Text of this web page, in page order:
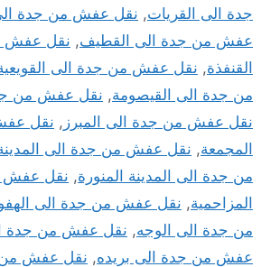
جدة الى القريات, نقل عفش من جدة
عفش من جدة الى القطيف, نقل عفش
القنفذة, نقل عفش من جدة الى
من جدة الى القيصومة, نقل عفش من
نقل عفش من جدة الى المبرز , نقل
المجمعة, نقل عفش من جدة الى
من جدة الى المدينة المنورة, نقل عفش
المزاحمية, نقل عفش من جدة الى
من جدة الى الوجه, نقل عفش من جدة
عفش من جدة الى بريده, نقل عفش من